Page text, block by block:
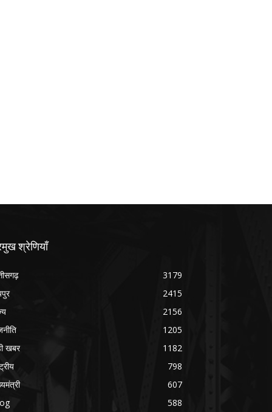
श्रेणियाँ
3179
2415
2156
1205
खबर
1182
798
607
588